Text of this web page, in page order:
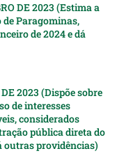
DE 2023 (Estima a
Paragominas,
de 2024 e dá
2023 (Dispõe sobre
de interesses
considerados
pública direta do
outras providências)